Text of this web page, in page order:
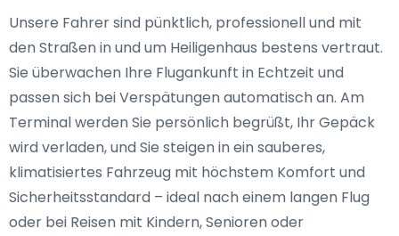
Unsere Fahrer sind pünktlich, professionell und mit
den Straßen in und um Heiligenhaus bestens vertraut.
Sie überwachen Ihre Flugankunft in Echtzeit und
passen sich bei Verspätungen automatisch an. Am
Terminal werden Sie persönlich begrüßt, Ihr Gepäck
wird verladen, und Sie steigen in ein sauberes,
klimatisiertes Fahrzeug mit höchstem Komfort und
Sicherheitsstandard – ideal nach einem langen Flug
oder bei Reisen mit Kindern, Senioren oder